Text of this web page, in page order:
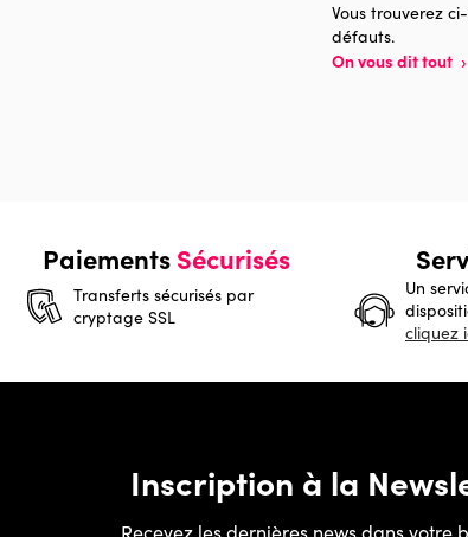
Vous trouverez
défauts.
On vous dit tout ›
PaiementsSécurisés
Transferts sécurisés par
cryptage SSL
Un
cliquez
Inscription à la
Recevez les dernières news dans votre